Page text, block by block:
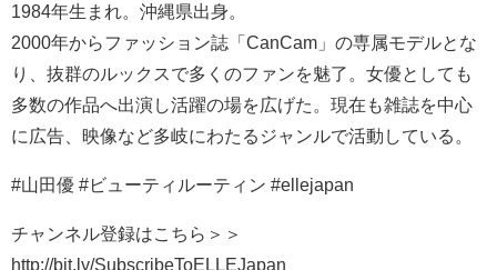
1984年生まれ。沖縄県出身。
2000年からファッション誌「CanCam」の専属モデルとな
り、抜群のルックスで多くのファンを魅了。女優としても
多数の作品へ出演し活躍の場を広げた。現在も雑誌を中心
に広告、映像など多岐にわたるジャンルで活動している。
#山田優 #ビューティルーティン #ellejapan
チャンネル登録はこちら＞＞
http://bit.ly/SubscribeToELLEJapan